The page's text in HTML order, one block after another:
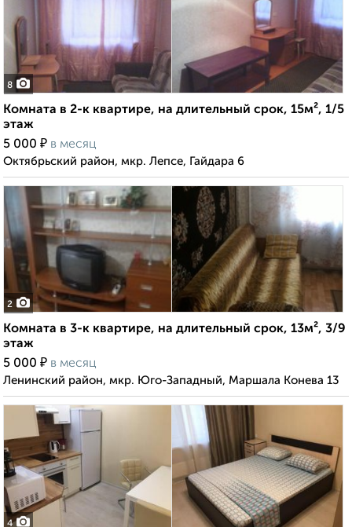
8
Комната в 2-к квартире, на длительный срок, 15м², 1/5
этаж
5 000 ₽ в месяц
Октябрьский район, мкр. Лепсе, Гайдара 6
2
Комната в 3-к квартире, на длительный срок, 13м², 3/9
этаж
5 000 ₽ в месяц
Ленинский район, мкр. Юго-Западный, Маршала Конева 13
4